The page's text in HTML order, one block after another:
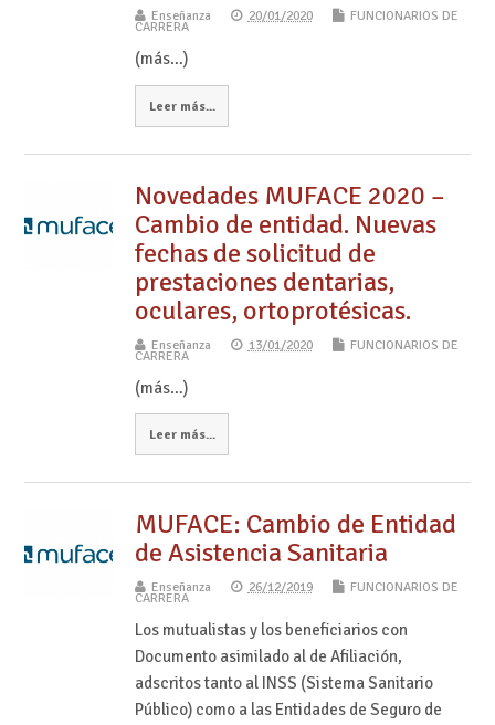
Enseñanza 20/01/2020 FUNCIONARIOS DE
CARRERA
(más…)
Leer más...
Novedades MUFACE 2020 –
Cambio de entidad. Nuevas
fechas de solicitud de
prestaciones dentarias,
oculares, ortoprotésicas.
Enseñanza 13/01/2020 FUNCIONARIOS DE
CARRERA
(más…)
Leer más...
MUFACE: Cambio de Entidad
de Asistencia Sanitaria
Enseñanza 26/12/2019 FUNCIONARIOS DE
CARRERA
Los mutualistas y los beneficiarios con
Documento asimilado al de Afiliación,
adscritos tanto al INSS (Sistema Sanitario
Público) como a las Entidades de Seguro de